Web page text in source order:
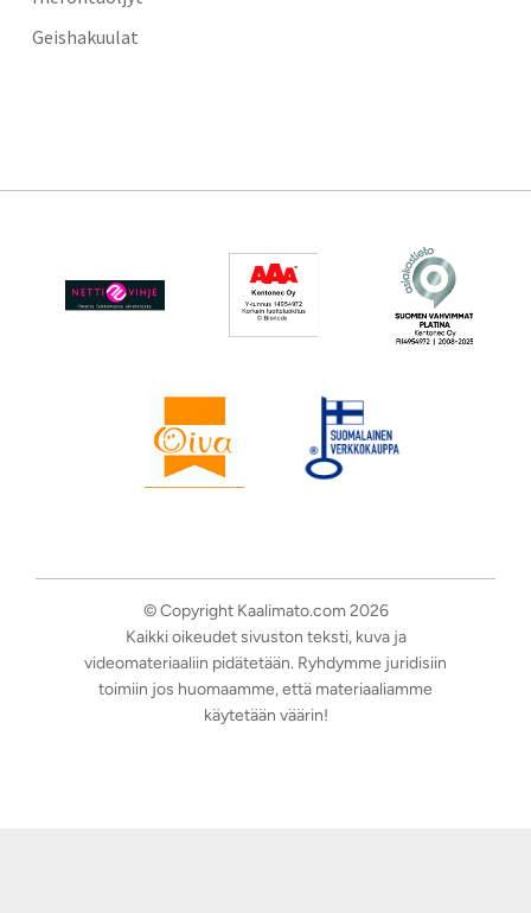
Geishakuulat
© Copyright Kaalimato.com 2026
Kaikki oikeudet sivuston teksti, kuva ja
videomateriaaliin pidätetään. Ryhdymme juridisiin
toimiin jos huomaamme, että materiaaliamme
käytetään väärin!